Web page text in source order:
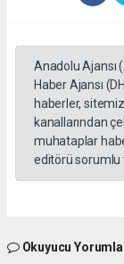
Anadolu Ajansı
Haber Ajansı
haberler,
kanallarından
muhataplar
editörü sorumlu
Okuyucu